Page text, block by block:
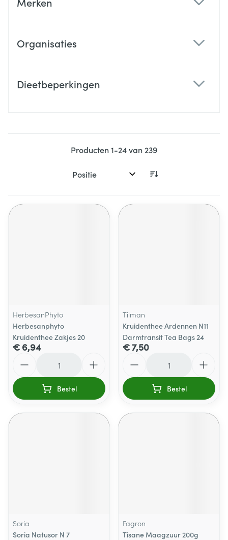
Organisaties
Dieetbeperkingen
Producten1-24van 239
Sorteer op:
HerbesanPhyto
Herbesanphyto
Kruidenthee Zakjes 20
€ 6,94
Bestel
Tilman
Kruidenthee Ardennen N11
Darmtransit Tea Bags 24
€ 7,50
Bestel
Soria
Soria Natusor N 7
Fagron
Tisane Maagzuur 200g